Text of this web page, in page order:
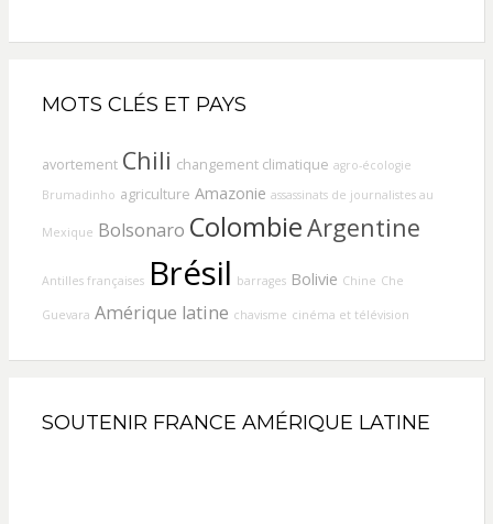
MOTS CLÉS ET PAYS
avortement Chili changement climatique agro-écologie
Brumadinho agriculture Amazonie assassinats de journalistes au
Mexique Bolsonaro ColombieArgentine
Antilles françaises Brésil barrages Bolivie Chine Che
Guevara Amérique latine chavisme cinéma et télévision
SOUTENIR FRANCE AMÉRIQUE LATINE